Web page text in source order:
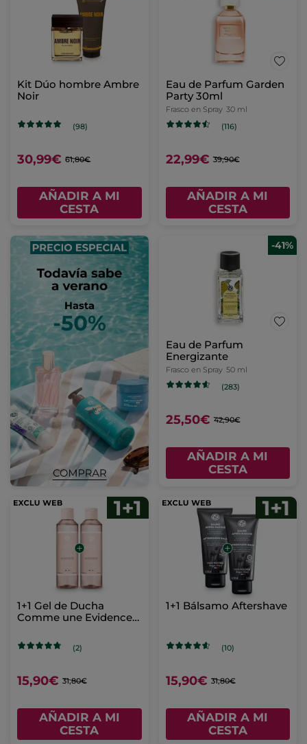
Kit Dúo hombre Ambre
Noir
(98)
30,99€ 61,80€
AÑADIR A MI
CESTA
Eau de Parfum Garden
Party 30ml
Frasco en Spray 30 ml
(116)
22,99€ 39,90€
AÑADIR A MI
CESTA
-41%
Eau de Parfum
Energizante
Frasco en Spray 50 ml
(283)
25,50€ 42,90€
AÑADIR A MI
CESTA
1+1 Gel de Ducha
Comme une Evidence
(2)
15,90€ 31,80€
AÑADIR A MI
CESTA
1+1 Bálsamo Aftershave
(10)
15,90€ 31,80€
AÑADIR A MI
CESTA